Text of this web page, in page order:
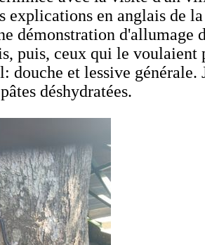
explications en anglais de
démonstration
puis, ceux qui le voulaient
douche et lessive
déshydratées.